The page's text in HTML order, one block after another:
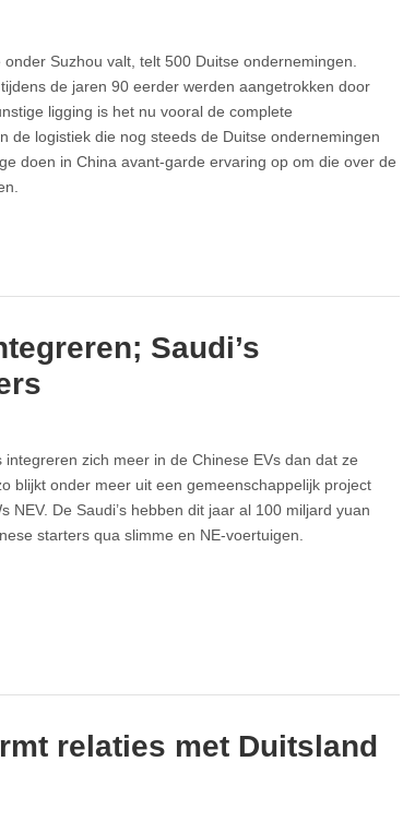
onder Suzhou valt, telt 500 Duitse ondernemingen.
de jaren 90 eerder werden aangetrokken door
ligging is het nu vooral de complete
de logistiek die nog steeds de Duitse ondernemingen
doen in China avant-garde ervaring op om die over de
Saudi’s
integreren zich meer in de Chinese EVs dan dat ze
blijkt onder meer uit een gemeenschappelijk project
NEV. De Saudi’s hebben dit jaar al 100 miljard yuan
starters qua slimme en NE-voertuigen.
relaties met Duitsland